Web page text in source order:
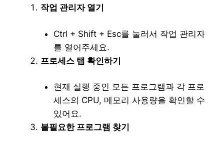
작업 관리자 열기
Ctrl + Shift + Esc를 눌러서 작업 관리자
를 열어주세요.
프로세스 탭 확인하기
현재 실행 중인 모든 프로그램과 각 프로
세스의 CPU, 메모리 사용량을 확인할 수
있어요.
불필요한 프로그램 찾기